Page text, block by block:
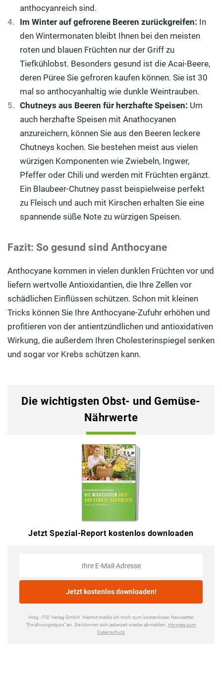
anthocyanreich sind.
Im Winter auf gefrorene Beeren zurückgreifen: In
den Wintermonaten bleibt Ihnen bei den meisten
roten und blauen Früchten nur der Griff zu
Tiefkühlobst. Besonders gesund ist die Acai-Beere,
deren Püree Sie gefroren kaufen können. Sie ist 30
mal so anthocyanhaltig wie dunkle Weintrauben.
Chutneys aus Beeren für herzhafte Speisen: Um
auch herzhafte Speisen mit Anathocyanen
anzureichern, können Sie aus den Beeren leckere
Chutneys kochen. Sie bestehen meist aus vielen
würzigen Komponenten wie Zwiebeln, Ingwer,
Pfeffer oder Chili und werden mit Früchten ergänzt.
Ein Blaubeer-Chutney passt beispielweise perfekt
zu Fleisch und auch mit Kirschen erhalten Sie eine
spannende süße Note zu würzigen Speisen.
Fazit: So gesund sind Anthocyane
Anthocyane kommen in vielen dunklen Früchten vor und
liefern wertvolle Antioxidantien, die Ihre Zellen vor
schädlichen Einflüssen schützen. Schon mit kleinen
Tricks können Sie Ihre Anthocyane-Zufuhr erhöhen und
profitieren von der antientzündlichen und antioxidativen
Wirkung, die außerdem Ihren Cholesterinspiegel senken
und sogar vor Krebs schützen kann.